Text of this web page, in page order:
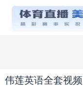
伟莲英语全套视